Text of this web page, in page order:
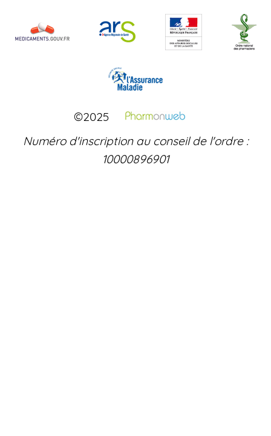
©2025
Numéro d'inscription au conseil de l'ordre :
10000896901